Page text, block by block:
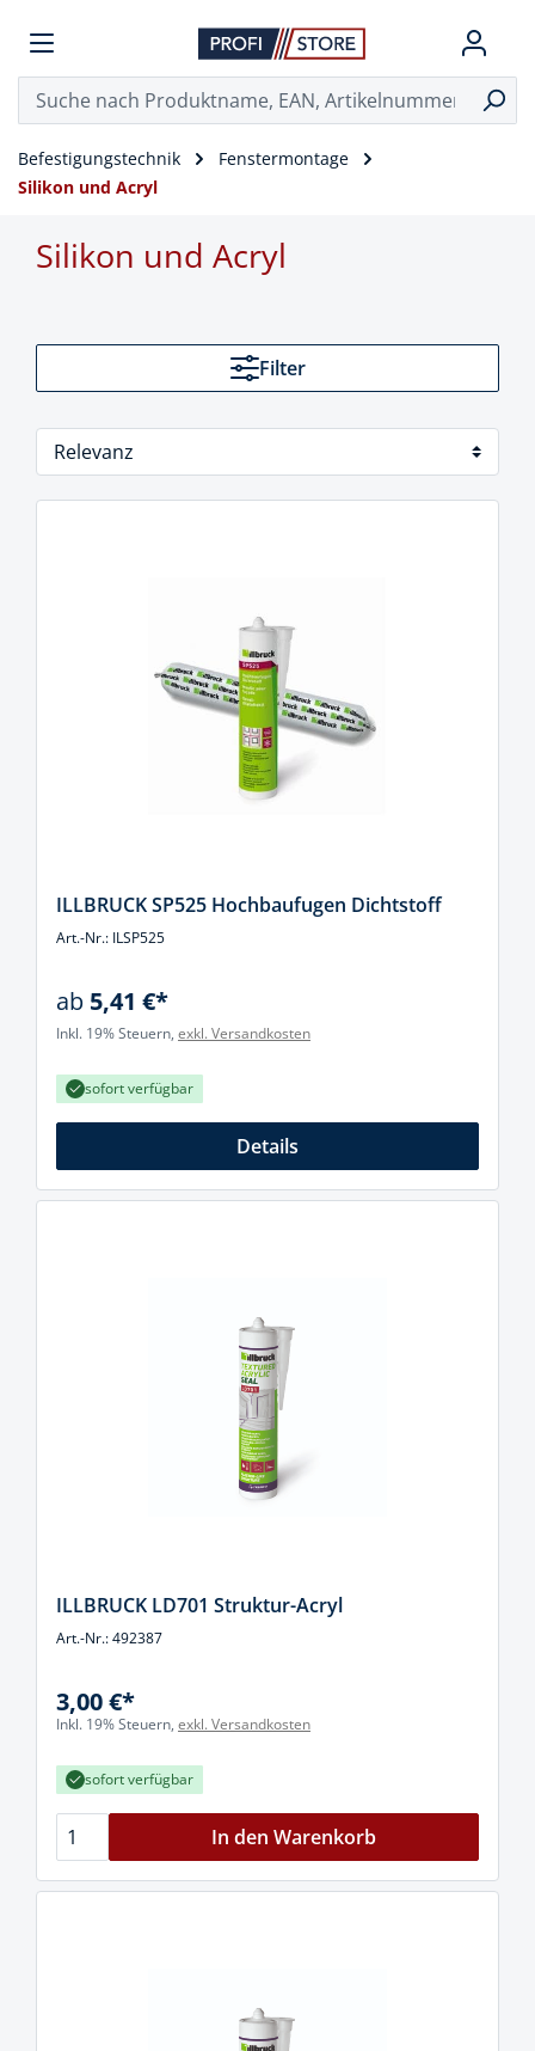
Befestigungstechnik
Fenstermontage
Silikon und Acryl
Silikon und Acryl
Filter
ILLBRUCK SP525 Hochbaufugen Dichtstoff
Art.-Nr.: ILSP525
ab 5,41 €*
Inkl. 19% Steuern, exkl. Versandkosten
sofort verfügbar
Details
ILLBRUCK LD701 Struktur-Acryl
Art.-Nr.: 492387
3,00 €*
Inkl. 19% Steuern, exkl. Versandkosten
sofort verfügbar
In den Warenkorb